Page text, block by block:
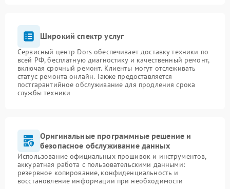
Широкий спектр услуг
Сервисный центр Dors обеспечивает доставку техники по
всей РФ, бесплатную диагностику и качественный ремонт,
включая срочный ремонт. Клиенты могут отслеживать
статус ремонта онлайн. Также предоставляется
постгарантийное обслуживание для продления срока
службы техники
Оригинальные программные решение и
безопасное обслуживание данных
Использование официальных прошивок и инструментов,
аккуратная работа с пользовательскими данными:
резервное копирование, конфиденциальность и
восстановление информации при необходимости